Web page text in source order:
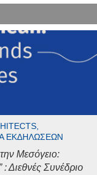
ΕΚΔΗΛΏΣΕΩΝ
Μεσόγειο:
Διεθνές Συνέδριο